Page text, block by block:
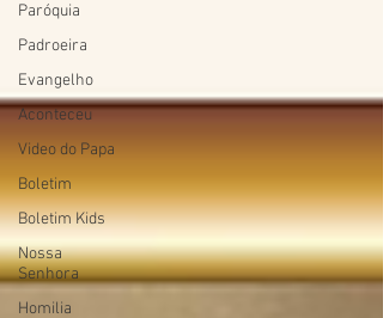
Paróquia
Padroeira
Evangelho
Aconteceu
Video do Papa
Boletim
Boletim Kids
Nossa
Senhora
Homilia